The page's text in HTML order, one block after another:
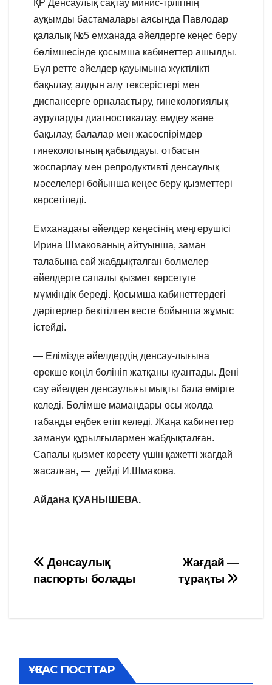
ҚР Денсаулық сақтау минис-трлігінің
ауқымды бастамалары аясында Павлодар
қалалық №5 емханада әйелдерге кеңес беру
бөлімшесінде қосымша кабинеттер ашылды.
Бұл ретте әйелдер қауымына жүктілікті
бақылау, алдын алу тексерістері мен
диспансерге орналастыру, гинекологиялық
ауруларды диагностикалау, емдеу және
бақылау, балалар мен жасөспірімдер
гинекологының қабылдауы, отбасын
жоспарлау мен репродуктивті денсаулық
мәселелері бойынша кеңес беру қызметтері
көрсетіледі.
Емханадағы әйелдер кеңесінің меңгерушісі
Ирина Шмакованың айтуынша, заман
талабына сай жабдықталған бөлмелер
әйелдерге сапалы қызмет көрсетуге
мүмкіндік береді. Қосымша кабинеттердегі
дәрігерлер бекітілген кесте бойынша жұмыс
істейді.
— Елімізде әйелдердің денсау-лығына
ерекше көңіл бөлініп жатқаны қуантады. Дені
сау әйелден денсаулығы мықты бала өмірге
келеді. Бөлімше мамандары осы жолда
табанды еңбек етіп келеді. Жаңа кабинеттер
замануи құрылғылармен жабдықталған.
Сапалы қызмет көрсету үшін қажетті жағдай
жасалған, — дейді И.Шмакова.
Айдана ҚУАНЫШЕВА.
Навигация
Жағдай —
тұрақты
Денсаулық
паспорты болады
ҰҚСАС ПОСТТАР